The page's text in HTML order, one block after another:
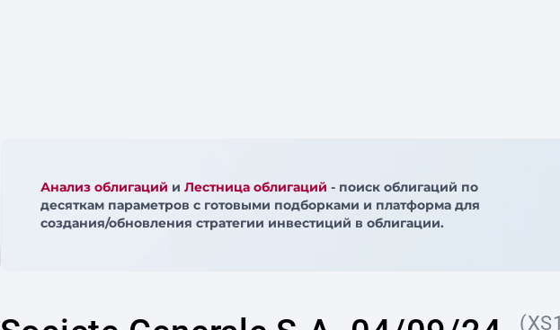
Анализ облигаций и Лестница облигаций - поиск облигаций по
десяткам параметров с готовыми подборками и платформа для
создания/обновления стратегии инвестиций в облигации.